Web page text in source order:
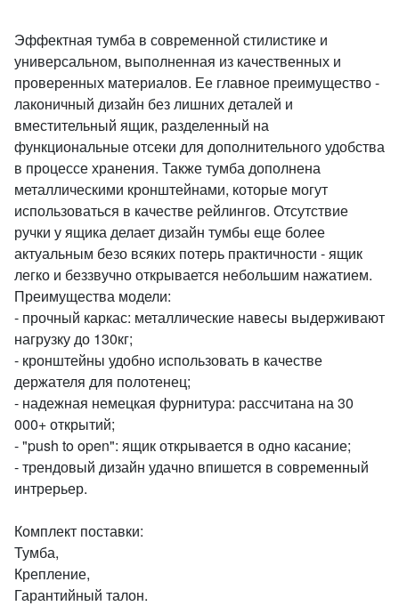
Эффектная тумба в современной стилистике и
универсальном, выполненная из качественных и
проверенных материалов. Ее главное преимущество -
лаконичный дизайн без лишних деталей и
вместительный ящик, разделенный на
функциональные отсеки для дополнительного удобства
в процессе хранения. Также тумба дополнена
металлическими кронштейнами, которые могут
использоваться в качестве рейлингов. Отсутствие
ручки у ящика делает дизайн тумбы еще более
актуальным безо всяких потерь практичности - ящик
легко и беззвучно открывается небольшим нажатием.
Преимущества модели:
- прочный каркас: металлические навесы выдерживают
нагрузку до 130кг;
- кронштейны удобно использовать в качестве
держателя для полотенец;
- надежная немецкая фурнитура: рассчитана на 30
000+ открытий;
- "push to open": ящик открывается в одно касание;
- трендовый дизайн удачно впишется в современный
интрерьер.
Комплект поставки:
Тумба,
Крепление,
Гарантийный талон.